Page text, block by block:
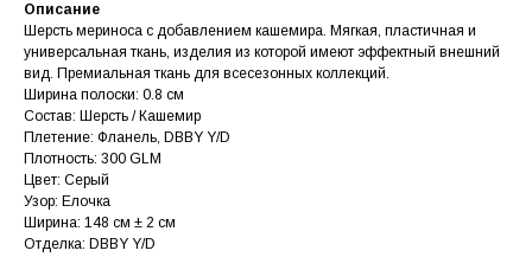
Описание
Шерсть мериноса с добавлением кашемира. Мягкая, пластичная и
универсальная ткань, изделия из которой имеют эффектный внешний
вид. Премиальная ткань для всесезонных коллекций.
Ширина полоски: 0.8 см
Состав: Шерсть / Кашемир
Плетение: Фланель, DBBY Y/D
Плотность: 300 GLM
Цвет: Серый
Узор: Елочка
Ширина: 148 см ± 2 см
Отделка: DBBY Y/D